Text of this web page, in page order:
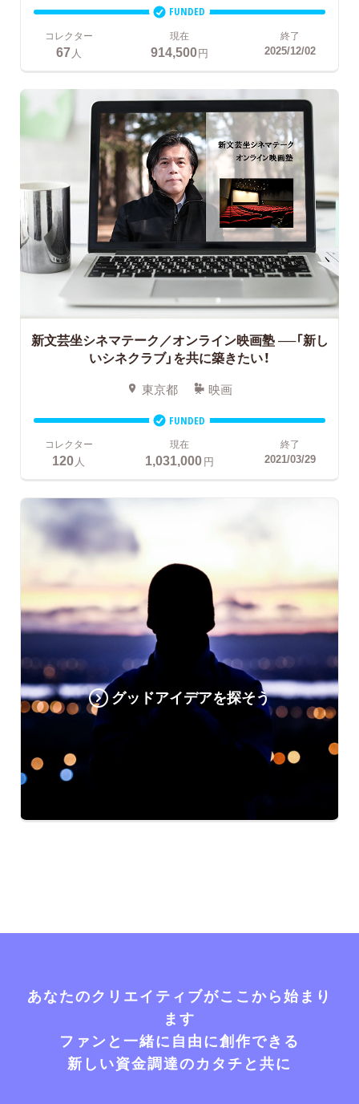
FUNDED
コレクター
67 人
現在
914,500円
終了
2025/12/02
新文芸坐シネマテーク／オンライン映画塾──「新し
いシネクラブ」を共に築きたい！
東京都 映画
FUNDED
コレクター
120人
現在
1,031,000円
終了
2021/03/29
グッドアイデアを探そう
あなたのクリエイティブがここから始まり
ます
ファンと一緒に自由に創作できる
新しい資金調達のカタチと共に